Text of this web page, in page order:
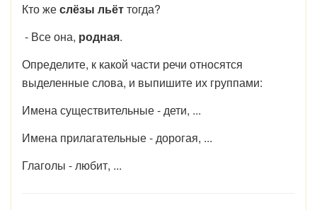
Кто жеслёзы льёттогда?
- Все она, родная.
Определите, к какой части речи относятся
выделенные слова, и выпишите их группами:
Имена существительные - дети, ...
Имена прилагательные - дорогая, ...
Глаголы - любит, ...